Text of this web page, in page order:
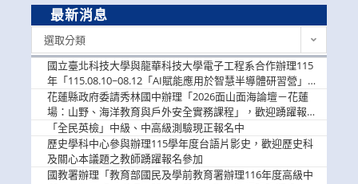
最新消息
選取分類
國立臺北科技大學與龍華科技大學電子工程系合作辦理115
年「115.08.10~08.12「AI賦能應用於智慧半導體研習營」，
歡迎學生踴躍報名參加
花蓮縣政府委請秀林國中辦理「2026面山面海論壇－花蓮
場：山野、海洋教育與戶外安全實務課程」，歡迎踴躍報名
參加
「全民英檢」中級、中高級測驗現正報名中
歷史學科中心參與辦理115學年度台語片影史，歡迎歷史科
及關心本議題之教師踴躍報名參加
國教署辦理「教育部國民及學前教育署辦理116年度高級中